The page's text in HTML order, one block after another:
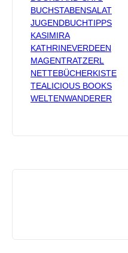
BUCHSTABENSALAT
JUGENDBUCHTIPPS
KASIMIRA
KATHRINEVERDEEN
MAGENTRATZERL
NETTEBÜCHERKISTE
TEALICIOUS BOOKS
WELTENWANDERER